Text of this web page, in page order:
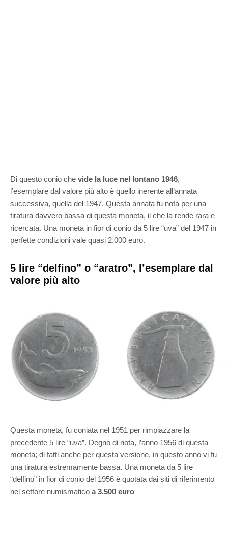
Di questo conio che vide la luce nel lontano 1946,
l’esemplare dal valore più alto è quello inerente all’annata
successiva, quella del 1947. Questa annata fu nota per una
tiratura davvero bassa di questa moneta, il che la rende rara e
ricercata. Una moneta in fior di conio da 5 lire “uva” del 1947 in
perfette condizioni vale quasi 2.000 euro.
5 lire “delfino” o “aratro”, l’esemplare dal
valore più alto
Questa moneta, fu coniata nel 1951 per rimpiazzare la
precedente 5 lire “uva”. Degno di nota, l’anno 1956 di questa
moneta; di fatti anche per questa versione, in questo anno vi fu
una tiratura estremamente bassa. Una moneta da 5 lire
“delfino” in fior di conio del 1956 è quotata dai siti di riferimento
nel settore numismatico a 3.500 euro